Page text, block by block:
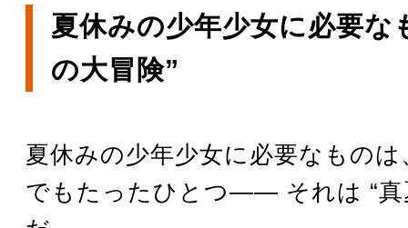
夏休みの少年少女に必要な
の大冒険”
夏休みの少年少女に必要なもの
でもたったひとつ―― それは “真